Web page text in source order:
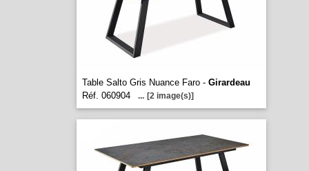
Table Salto Gris Nuance Faro - Girardeau
Réf. 060904
... [2 image(s)]